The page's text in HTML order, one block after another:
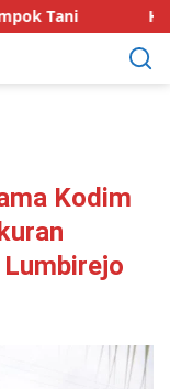
Hari Hutan
Kodim